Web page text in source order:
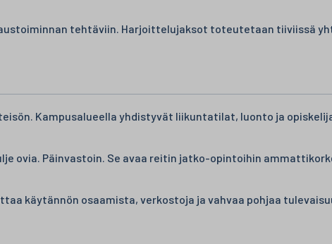
tehtäviin. Harjoittelujaksot toteutetaan tiiviissä
Kampusalueella yhdistyvät liikuntatilat, luonto ja
ovia. Päinvastoin. Se avaa reitin jatko-opintoihin
käytännön osaamista, verkostoja ja vahvaa pohjaa